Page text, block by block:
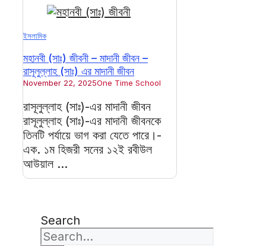
ইসলামিক
মহানবী (সাঃ) জীবনী – মাদানী জীবন –
রাসূলুল্লাহ (সাঃ) এর মাদানী জীবন
November 22, 2025One Time School
রাসূলুল্লাহ (সাঃ)-এর মাদানী জীবন
রাসূলুল্লাহ (সাঃ)-এর মাদানী জীবনকে
তিনটি পর্যায়ে ভাগ করা যেতে পারে।-
এক. ১ম হিজরী সনের ১২ই রবীউল
আউয়াল ...
Search